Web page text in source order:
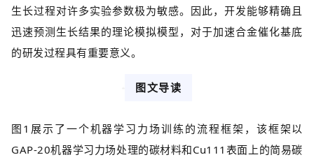
生长过程对许多实验参数极为敏感。因此，开发能够精确且
迅速预测生长结果的理论模拟模型，对于加速合金催化基底
的研发过程具有重要意义。
图文导读
图1展示了一个机器学习力场训练的流程框架，该框架以
GAP-20机器学习力场处理的碳材料和Cu111表面上的简易碳